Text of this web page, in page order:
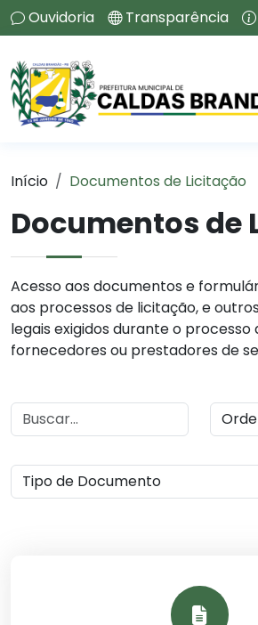
Ouvidoria Transparência
Início Documentos de Licitação
Documentos de
Acesso aos documentos e
aos processos de licitação, e
legais exigidos durante o processo
fornecedores ou prestadores de